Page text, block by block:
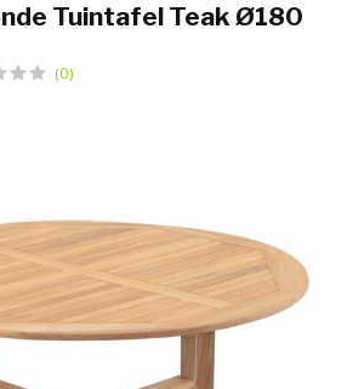
Tuintafel Teak Ø180
(0)